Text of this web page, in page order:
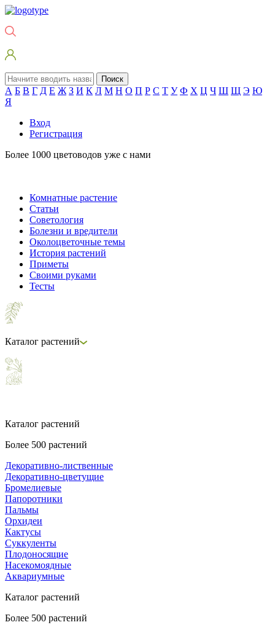
Поиск
А Б В Г Д Е Ж З И К Л М Н О П Р С Т У Ф Х Ц Ч Ш Щ Э Ю
Я
Вход
Регистрация
Более 1000 цветоводов уже с нами
Комнатные растение
Статьи
Советология
Болезни и вредители
Околоцветочные темы
История растений
Приметы
Своими руками
Тесты
Каталог растений
Каталог растений
Более 500 растений
Декоративно-лиственные
Декоративно-цветущие
Бромелиевые
Папоротники
Пальмы
Орхидеи
Кактусы
Суккуленты
Плодоносящие
Насекомоядные
Аквариумные
Каталог растений
Более 500 растений